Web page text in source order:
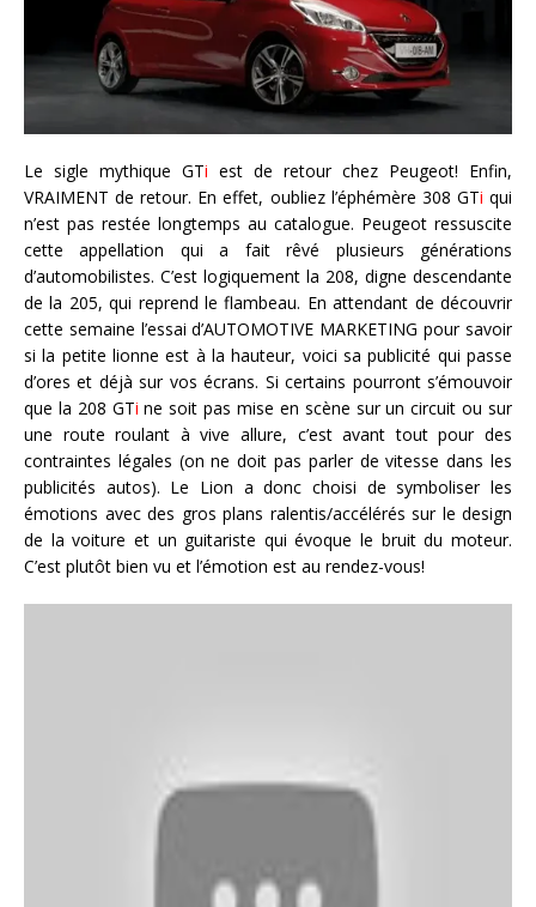
Le sigle mythique GTi est de retour chez Peugeot! Enfin,
VRAIMENT de retour. En effet, oubliez l’éphémère 308 GTi qui
n’est pas restée longtemps au catalogue. Peugeot ressuscite
cette appellation qui a fait rêvé plusieurs générations
d’automobilistes. C’est logiquement la 208, digne descendante
de la 205, qui reprend le flambeau. En attendant de découvrir
cette semaine l’essai d’AUTOMOTIVE MARKETING pour savoir
si la petite lionne est à la hauteur, voici sa publicité qui passe
d’ores et déjà sur vos écrans. Si certains pourront s’émouvoir
que la 208 GTi ne soit pas mise en scène sur un circuit ou sur
une route roulant à vive allure, c’est avant tout pour des
contraintes légales (on ne doit pas parler de vitesse dans les
publicités autos). Le Lion a donc choisi de symboliser les
émotions avec des gros plans ralentis/accélérés sur le design
de la voiture et un guitariste qui évoque le bruit du moteur.
C’est plutôt bien vu et l’émotion est au rendez-vous!